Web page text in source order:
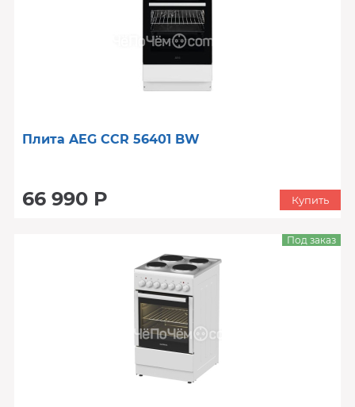
Плита AEG CCR 56401 BW
66 990 Р Купить
Под заказ